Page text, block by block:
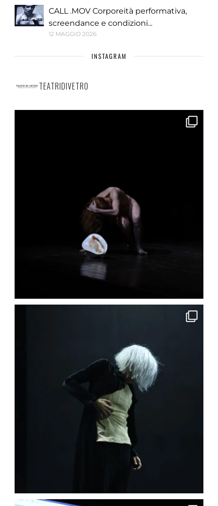
CALL .MOV Corporeità performativa,
screendance e condizioni...
12 MAGGIO 2026
INSTAGRAM
TEATRIDIVETRO